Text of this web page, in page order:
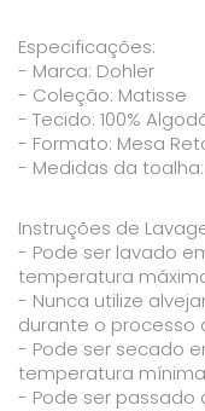
Especificações:
- Marca: Dohler
- Coleção: Matisse
- Tecido: 100%
- Formato: Mesa
- Medidas da toalha:
Instruções de
- Pode ser lavado
temperatura
- Nunca utilize
durante o processo
- Pode ser secado
temperatura
- Pode ser passado